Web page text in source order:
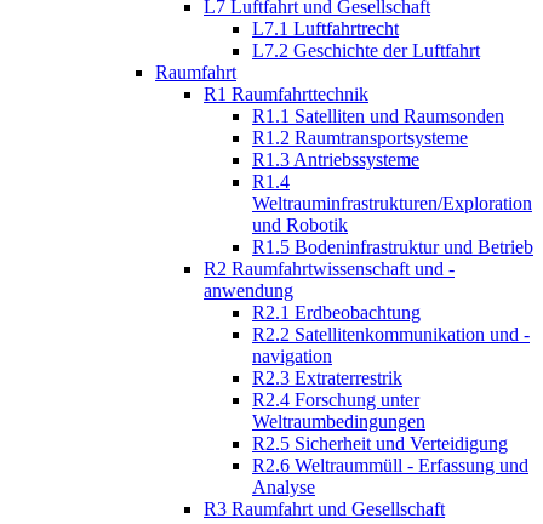
L7 Luftfahrt und Gesellschaft
L7.1 Luftfahrtrecht
L7.2 Geschichte der Luftfahrt
Raumfahrt
R1 Raumfahrttechnik
R1.1 Satelliten und Raumsonden
R1.2 Raumtransportsysteme
R1.3 Antriebssysteme
R1.4
Weltrauminfrastrukturen/Exploration
und Robotik
R1.5 Bodeninfrastruktur und Betrieb
R2 Raumfahrtwissenschaft und -
anwendung
R2.1 Erdbeobachtung
R2.2 Satellitenkommunikation und -
navigation
R2.3 Extraterrestrik
R2.4 Forschung unter
Weltraumbedingungen
R2.5 Sicherheit und Verteidigung
R2.6 Weltraummüll - Erfassung und
Analyse
R3 Raumfahrt und Gesellschaft